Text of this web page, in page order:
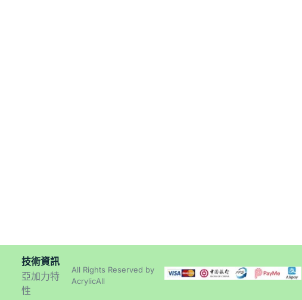
技術資訊
亞加力特
性
All Rights Reserved by
AcrylicAll